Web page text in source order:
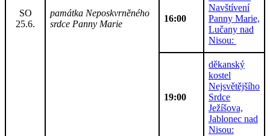
SO
25.6.
památka Neposkvrněného
srdce Panny Marie
16:00
Navštívení
Panny Marie,
Lučany nad
Nisou:
19:00
děkanský
kostel
Nejsvětějšího
Srdce
Ježíšova,
Jablonec nad
Nisou: